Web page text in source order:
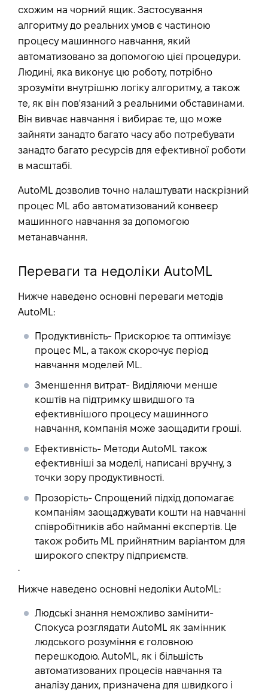
схожим на чорний ящик. Застосування
алгоритму до реальних умов є частиною
процесу машинного навчання, який
автоматизовано за допомогою цієї процедури.
Людині, яка виконує цю роботу, потрібно
зрозуміти внутрішню логіку алгоритму, а також
те, як він пов'язаний з реальними обставинами.
Він вивчає навчання і вибирає те, що може
зайняти занадто багато часу або потребувати
занадто багато ресурсів для ефективної роботи
в масштабі.
AutoML дозволив точно налаштувати наскрізний
процес ML або автоматизований конвеєр
машинного навчання за допомогою
метанавчання.
Переваги та недоліки AutoML
Нижче наведено основні переваги методів
AutoML:
Продуктивність- Прискорює та оптимізує
процес ML, а також скорочує період
навчання моделей ML.
Зменшення витрат- Виділяючи менше
коштів на підтримку швидшого та
ефективнішого процесу машинного
навчання, компанія може заощадити гроші.
Ефективність- Методи AutoML також
ефективніші за моделі, написані вручну, з
точки зору продуктивності.
Прозорість- Спрощений підхід допомагає
компаніям заощаджувати кошти на навчанні
співробітників або найманні експертів. Це
також робить ML прийнятним варіантом для
широкого спектру підприємств.
.
Нижче наведено основні недоліки AutoML:
Людські знання неможливо замінити-
Спокуса розглядати AutoML як замінник
людського розуміння є головною
перешкодою. AutoML, як і більшість
автоматизованих процесів навчання та
аналізу даних, призначена для швидкого і